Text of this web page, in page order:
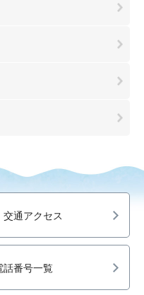
交通アクセス
話番号一覧